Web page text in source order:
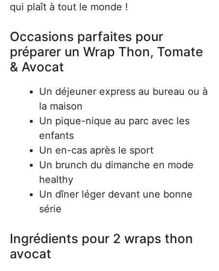
qui plaît à tout le monde !
Occasions parfaites pour
préparer un Wrap Thon, Tomate
& Avocat
Un déjeuner express au bureau ou à
la maison
Un pique-nique au parc avec les
enfants
Un en-cas après le sport
Un brunch du dimanche en mode
healthy
Un dîner léger devant une bonne
série
Ingrédients pour 2 wraps thon
avocat